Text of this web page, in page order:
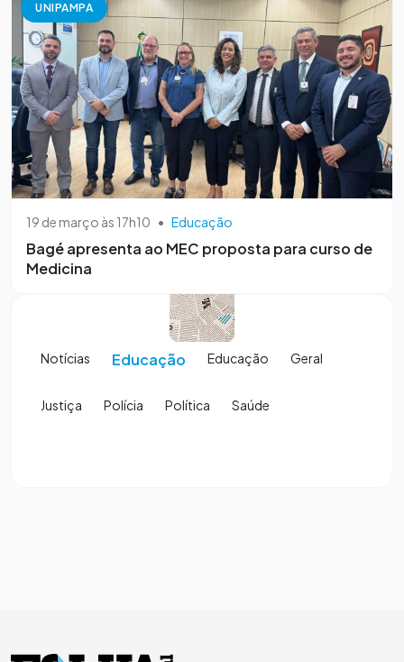
UNIPAMPA
19 de março às 17h10 • Educação
Bagé apresenta ao MEC proposta para curso de
Medicina
Notícias Educação Educação Geral
Justiça Polícia Política Saúde